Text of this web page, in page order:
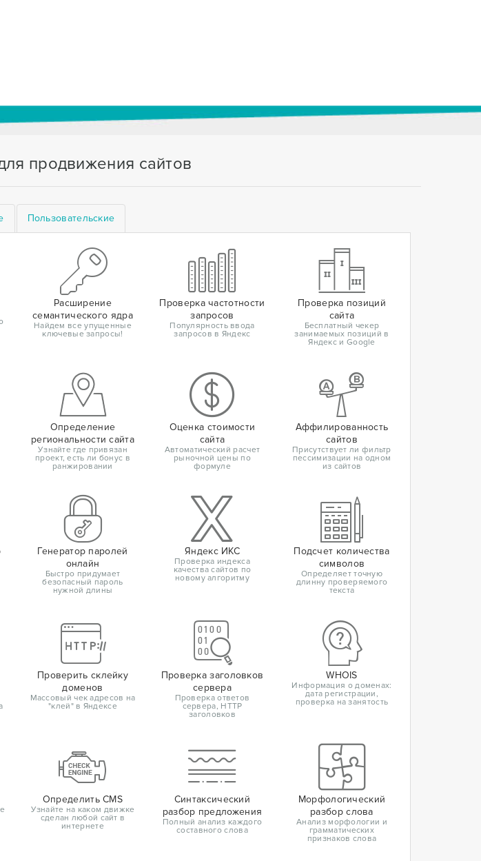
продвижения сайтов
Пользовательские
Расширение
семантического ядра
Найдем все упущенные
ключевые запросы!
Проверка частотности
запросов
Популярность ввода
запросов в Яндекс
Проверка позиций
сайта
Бесплатный чекер
занимаемых позиций в
Яндекс и Google
Определение
региональности сайта
Узнайте где привязан
проект, есть ли бонус в
ранжировании
Оценка стоимости
сайта
Автоматический расчет
рыночной цены по
формуле
Аффилированность
сайтов
Присутствует ли фильтр
пессимизации на одном
из сайтов
Генератор паролей
онлайн
Быстро придумает
безопасный пароль
нужной длины
Яндекс ИКС
Проверка индекса
качества сайтов по
новому алгоритму
Подсчет количества
символов
Определяет точную
длинну проверяемого
текста
Проверить склейку
доменов
Массовый чек адресов на
"клей" в Яндексе
Проверка заголовков
сервера
Проверка ответов
сервера, HTTP
заголовков
WHOIS
Информация о доменах:
дата регистрации,
проверка на занятость
Определить CMS
Узнайте на каком движке
сделан любой сайт в
интернете
Синтаксический
разбор предложения
Полный анализ каждого
составного слова
Морфологический
разбор слова
Анализ морфологии и
грамматических
признаков слова